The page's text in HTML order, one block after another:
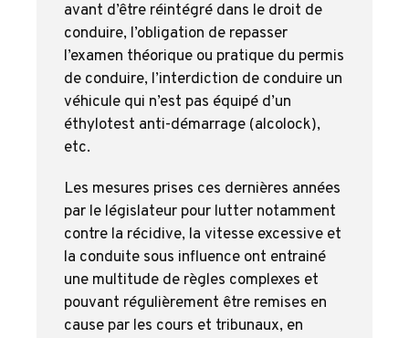
avant d’être réintégré dans le droit de
conduire, l’obligation de repasser
l’examen théorique ou pratique du permis
de conduire, l’interdiction de conduire un
véhicule qui n’est pas équipé d’un
éthylotest anti-démarrage (alcolock),
etc.
Les mesures prises ces dernières années
par le législateur pour lutter notamment
contre la récidive, la vitesse excessive et
la conduite sous influence ont entrainé
une multitude de règles complexes et
pouvant régulièrement être remises en
cause par les cours et tribunaux, en